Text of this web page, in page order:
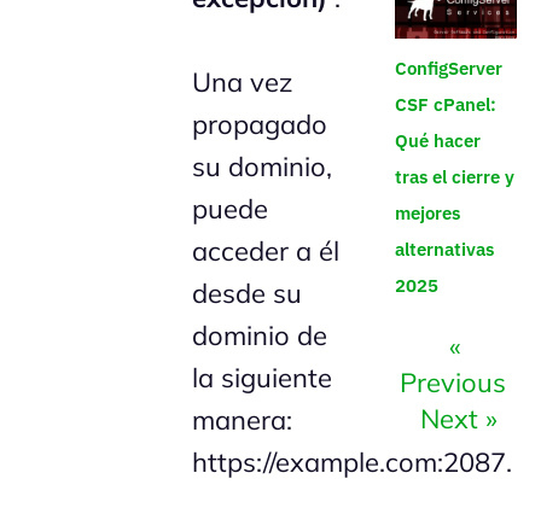
Una vez
propagado
su dominio,
puede
acceder a él
desde su
dominio de
la siguiente
manera:
https://example.com:2087.
ConfigServer
CSF cPanel:
Qué hacer
tras el cierre y
mejores
alternativas
2025
«
Previous
Next »